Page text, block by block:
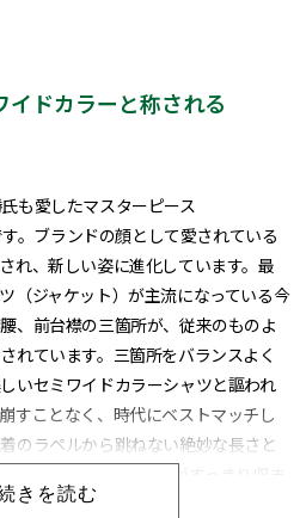
ドカラーと称される
も愛したマスターピース
す。ブランドの顔として愛されている
れ、新しい姿に進化しています。最
（ジャケット）が主流になっている今
、前台襟の三箇所が、従来のものよ
れています。三箇所をバランスよく
いセミワイドカラーシャツと謳われ
すことなく、時代にベストマッチし
のラペルから跳ねない絶妙な長さと
決まる襟腰など、半世紀にも及ぶ歴